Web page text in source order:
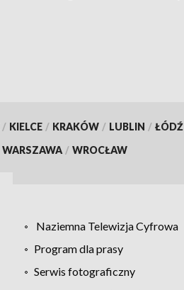
/ KIELCE / KRAKÓW / LUBLIN / ŁÓDŹ
WARSZAWA / WROCŁAW
Naziemna Telewizja Cyfrowa
Program dla prasy
Serwis fotograficzny